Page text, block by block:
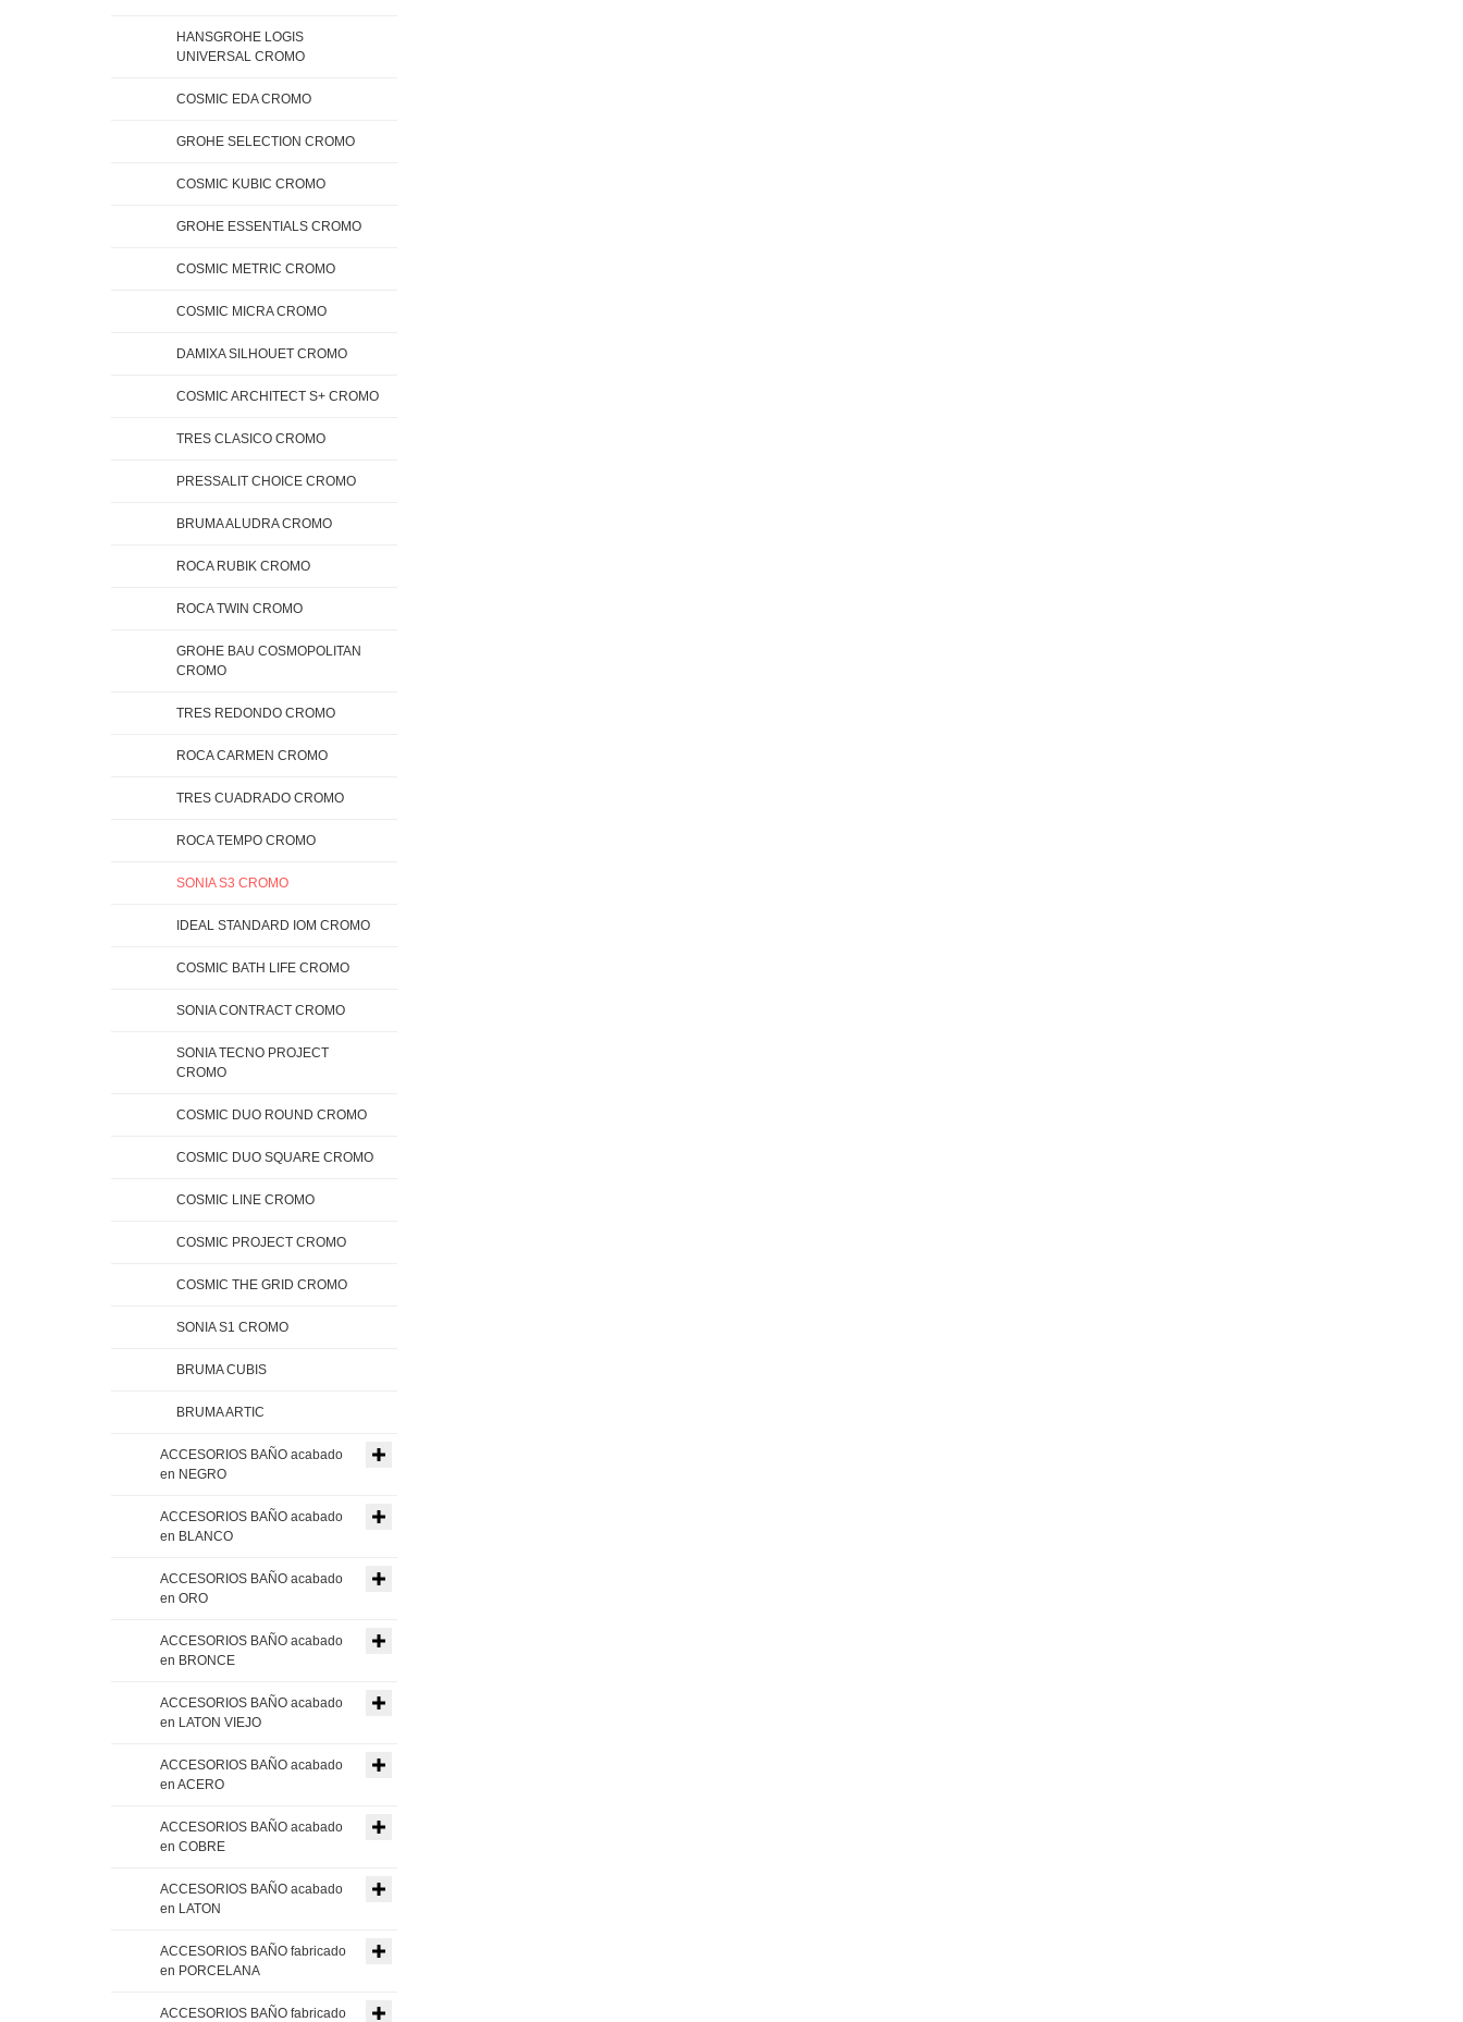
HANSGROHE LOGIS
UNIVERSAL CROMO
COSMIC EDA CROMO
GROHE SELECTION CROMO
COSMIC KUBIC CROMO
GROHE ESSENTIALS CROMO
COSMIC METRIC CROMO
COSMIC MICRA CROMO
DAMIXA SILHOUET CROMO
COSMIC ARCHITECT S+ CROMO
TRES CLASICO CROMO
PRESSALIT CHOICE CROMO
BRUMA ALUDRA CROMO
ROCA RUBIK CROMO
ROCA TWIN CROMO
GROHE BAU COSMOPOLITAN
CROMO
TRES REDONDO CROMO
ROCA CARMEN CROMO
TRES CUADRADO CROMO
ROCA TEMPO CROMO
SONIA S3 CROMO
IDEAL STANDARD IOM CROMO
COSMIC BATH LIFE CROMO
SONIA CONTRACT CROMO
SONIA TECNO PROJECT
CROMO
COSMIC DUO ROUND CROMO
COSMIC DUO SQUARE CROMO
COSMIC LINE CROMO
COSMIC PROJECT CROMO
COSMIC THE GRID CROMO
SONIA S1 CROMO
BRUMA CUBIS
BRUMA ARTIC
ACCESORIOS BAÑO acabado
en NEGRO
ACCESORIOS BAÑO acabado
en BLANCO
ACCESORIOS BAÑO acabado
en ORO
ACCESORIOS BAÑO acabado
en BRONCE
ACCESORIOS BAÑO acabado
en LATON VIEJO
ACCESORIOS BAÑO acabado
en ACERO
ACCESORIOS BAÑO acabado
en COBRE
ACCESORIOS BAÑO acabado
en LATON
ACCESORIOS BAÑO fabricado
en PORCELANA
ACCESORIOS BAÑO fabricado